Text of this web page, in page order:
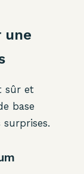
une
sûr et
base
surprises.